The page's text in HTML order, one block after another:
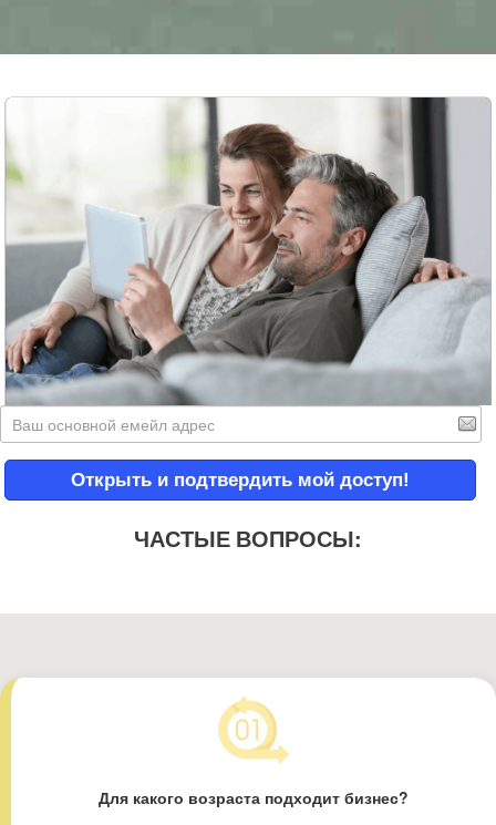
Открыть и подтвердить мой доступ!
ЧАСТЫЕ ВОПРОСЫ:
Для какого возраста подходит бизнес?